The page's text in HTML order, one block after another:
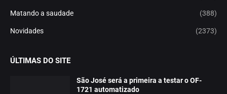
Matando a saudade (388)
Novidades (2373)
ÚLTIMAS DO SITE
São José será a primeira a testar o OF-
1721 automatizado